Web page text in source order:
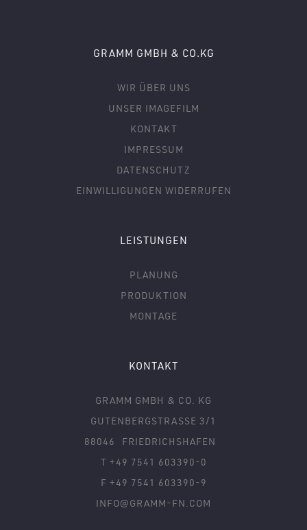
GRAMM GMBH & CO.KG
WIR ÜBER UNS
UNSER IMAGEFILM
KONTAKT
IMPRESSUM
DATENSCHUTZ
EINWILLIGUNGEN WIDERRUFEN
LEISTUNGEN
PLANUNG
PRODUKTION
MONTAGE
KONTAKT
GRAMM GMBH & CO. KG
GUTENBERGSTRASSE 3/1
88046
FRIEDRICHSHAFEN
T +49 7541 603390-0
F +49 7541 603390-9
INFO@GRAMM-FN.COM